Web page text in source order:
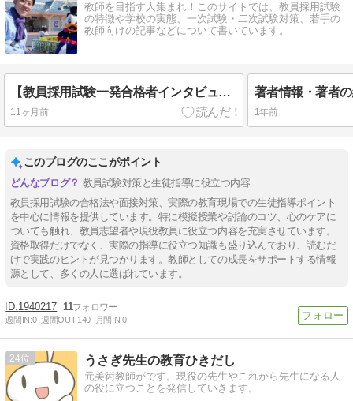
教師を目指す人集まれ！このサイトでは、教員採用試験
の特徴や学校の実態、一次試験・二次試験対策、若手の
教師向けの記事などについて書いています。
【教員採用試験一発合格者インタビュー】二次試験の面接や模擬授業の不安が自信に変わるまで
11ヶ月前
著者情報・著者
1年前
このブログのここがポイント
教員試験対策と生徒指導に役立つ内容
教員採用試験の合格法や面接対策、実際の教育現場での生徒指導ポイント
を中心に情報を提供しています。特に模擬授業や討論のコツ、心のケアに
ついても触れ、教員志望者や現役教員に役立つ内容を充実させています。
資格取得だけでなく、実際の指導に役立つ知識も盛り込んでおり、読むだ
けで実践のヒントが見つかります。教師としての成長をサポートする情報
源として、多くの人に選ばれています。
1940217 11
週間IN:0 週間OUT:140 月間IN:0
24 うさぎ先生の教育ひきだし
元美術教師がです。現役の先生やこれから先生になる人
の役に立つことを発信していきます。